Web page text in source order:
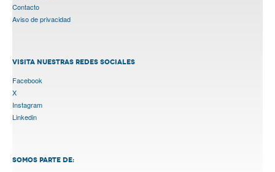
Contacto
Aviso de privacidad
VISITA NUESTRAS REDES SOCIALES
Facebook
X
Instagram
Linkedin
SOMOS PARTE DE: